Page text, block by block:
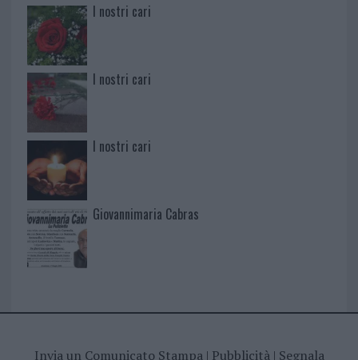
I nostri cari
I nostri cari
I nostri cari
Giovannimaria Cabras
Invia un Comunicato Stampa| Pubblicità| Segnala